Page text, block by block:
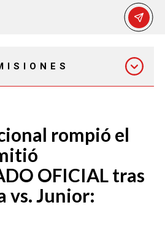
EMISIÓN 7:00 PMrompió el
OFICIAL tras
vs. Junior: